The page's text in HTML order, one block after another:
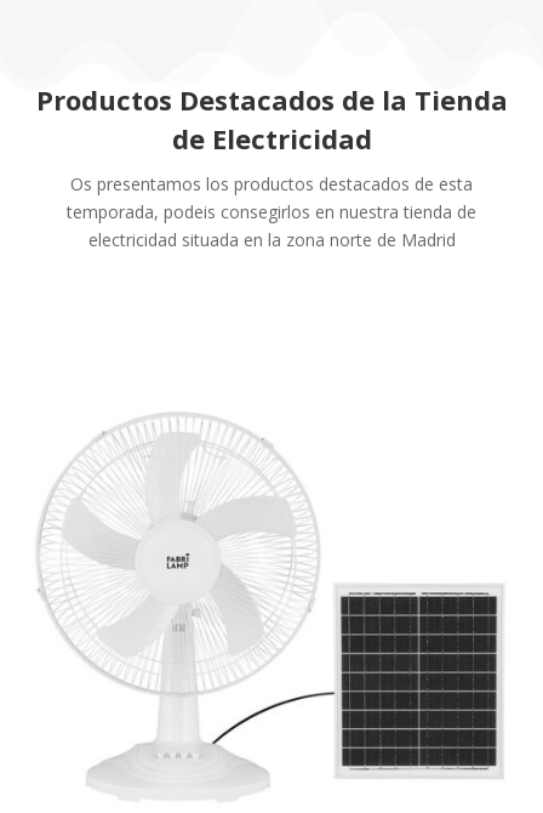
Productos Destacados de la Tienda
de Electricidad
Os presentamos los productos destacados de esta
temporada, podeis consegirlos en nuestra tienda de
electricidad situada en la zona norte de Madrid